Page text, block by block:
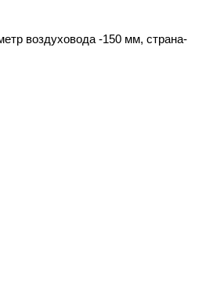
воздуховода -150 мм, страна-